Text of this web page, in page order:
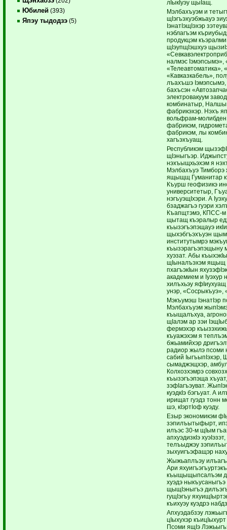
Юбилей (393)
Япэу тыдодзэ (5)
лIыкIуэу щыIащ.
Мэлбахъуэм и
щIэгъэхуэбжьауэ
IэнатIэщIэхэр
нэблагъэм
продукцэм
щIэупщIэшхуэ
налмэс Iэмэпсымэ»,
«Телеавтоматика»,
«Кавказкабель»,
лъахъшэ Iэмэпсымэ,
бахъсэн
электровакуум
комбинатыр,
фабрикэхэр. Нэхъ
вольфрам-
фабрикэм,
фабрикэм, лы
хагъэхъуащ.
Республикэм
щIэныгъэр.
нэхъыщхьэхэм я
Мэлбахъуэ
ящыщщ Гуманитар
Къурш геофизикэ
университетыр,
нэгъуэщIхэри. А
бзаджагъэ гуэри
Къапщтэмэ, КПСС-м
щытащ къэралыр
къызэгъэпэщауэ
щыхэбгъэхъуэн
институтымрэ
къызэрагъэпэщыну
хуэзат. Абы
щIыналъэхэм ящыщ
пхагъэкIын
академием и Iуэхур
хилъхьэу
унэр, «Сосрыкъуэ»,
Мэкъумэш IэнатIэр
Мэлбахъуэм
къыщалъхуа,
щIалэм ар зэи
фермэхэр
къуажэхэм я
бжьамийхэр
радиор жылэ псоми
сабий IыгъыпIэхэр,
сымаджэщхэр,
Колхозхэмрэ
къызэгъэпэща
зэфIагъэуват.
куэдкIэ бэгъуат. А
ирищат гуэдз тонн
шэ, кIэртIоф куэду.
Езыр экономикэм
зэпилъытыфырт,
илъэс 30-м щIым
апхуэдизкIэ
телъыджэу
зыхуигъэфащэр
Жыжьаплъэу
Ари
къыщыщыпсалъэм
хуэдэ
щыщIэныгъэ
гущIэгъу
къихуэу куэдрэ
Апхуэдабзэу
цIыхухэр
Псоми ящIэ